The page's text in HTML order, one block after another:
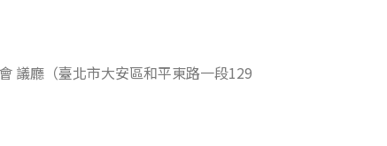
議廳（臺北市大安區和平東路一段129